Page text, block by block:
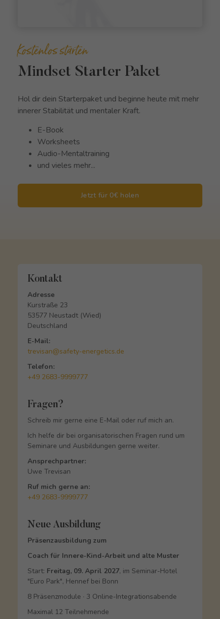
Kostenlos starten
Mindset Starter Paket
Hol dir dein Starterpaket und beginne heute mit mehr
innerer Stabilität und mentaler Kraft.
E-Book
Worksheets
Audio-Mentaltraining
und vieles mehr...
Jetzt für 0€ holen
Kontakt
Adresse
Kurstraße 23
53577 Neustadt (Wied)
Deutschland
E-Mail:
trevisan@safety-energetics.de
Telefon:
+49 2683-9999777
Fragen?
Schreib mir gerne eine E-Mail oder ruf mich an.
Ich helfe dir bei organisatorischen Fragen rund um
Seminare und Ausbildungen gerne weiter.
Ansprechpartner:
Uwe Trevisan
Ruf mich gerne an:
+49 2683-9999777
Neue Ausbildung
Präsenzausbildung zum
Coach für Innere-Kind-Arbeit und alte Muster
Start: Freitag, 09. April 2027, im Seminar-Hotel
"Euro Park", Hennef bei Bonn
8 Präsenzmodule · 3 Online-Integrationsabende
Maximal 12 Teilnehmende